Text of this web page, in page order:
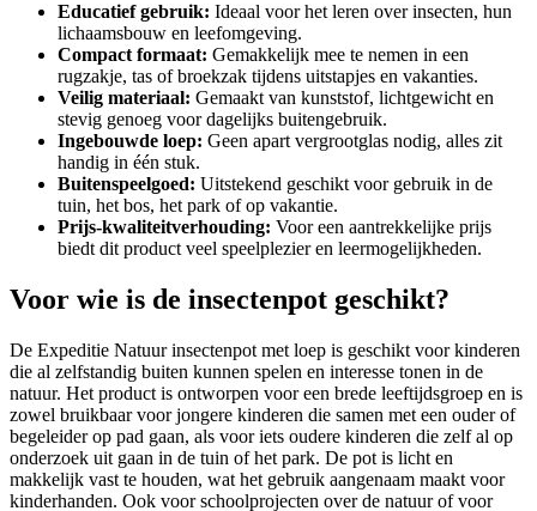
Educatief gebruik: Ideaal voor het leren over insecten, hun
lichaamsbouw en leefomgeving.
Compact formaat: Gemakkelijk mee te nemen in een
rugzakje, tas of broekzak tijdens uitstapjes en vakanties.
Veilig materiaal: Gemaakt van kunststof, lichtgewicht en
stevig genoeg voor dagelijks buitengebruik.
Ingebouwde loep: Geen apart vergrootglas nodig, alles zit
handig in één stuk.
Buitenspeelgoed: Uitstekend geschikt voor gebruik in de
tuin, het bos, het park of op vakantie.
Prijs-kwaliteitverhouding: Voor een aantrekkelijke prijs
biedt dit product veel speelplezier en leermogelijkheden.
Voor wie is de insectenpot geschikt?
De Expeditie Natuur insectenpot met loep is geschikt voor kinderen
die al zelfstandig buiten kunnen spelen en interesse tonen in de
natuur. Het product is ontworpen voor een brede leeftijdsgroep en is
zowel bruikbaar voor jongere kinderen die samen met een ouder of
begeleider op pad gaan, als voor iets oudere kinderen die zelf al op
onderzoek uit gaan in de tuin of het park. De pot is licht en
makkelijk vast te houden, wat het gebruik aangenaam maakt voor
kinderhanden. Ook voor schoolprojecten over de natuur of voor